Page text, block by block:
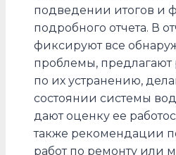
подведении итогов и
подробного отчета. В
фиксируют все
проблемы,
по их устранению,
состоянии системы
дают оценку ее
также рекомендации
работ по ремонту или